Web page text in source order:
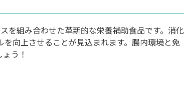
を組み合わせた革新的な栄養補助食品です。消化
向上させることが見込まれます。腸内環境と免
う！